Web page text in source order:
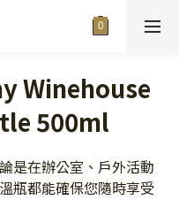
Winehouse
500ml
是在辦公室、戶外活動
瓶都能確保您隨時享受